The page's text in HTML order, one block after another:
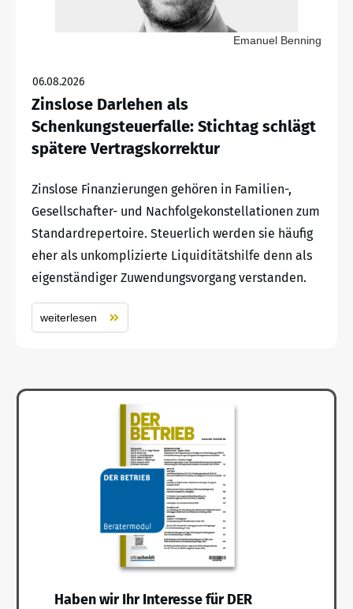
Emanuel Benning
06.08.2026
Zinslose Darlehen als
Schenkungsteuerfalle: Stichtag schlägt
spätere Vertragskorrektur
Zinslose Finanzierungen gehören in Familien-,
Gesellschafter- und Nachfolgekonstellationen zum
Standardrepertoire. Steuerlich werden sie häufig
eher als unkomplizierte Liquiditätshilfe denn als
eigenständiger Zuwendungsvorgang verstanden.
weiterlesen
Haben wir Ihr Interesse für DER